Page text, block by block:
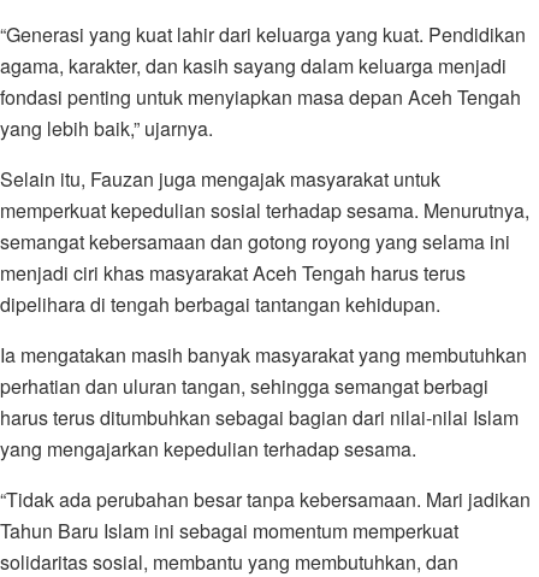
“Generasi yang kuat lahir dari keluarga yang kuat. Pendidikan
agama, karakter, dan kasih sayang dalam keluarga menjadi
fondasi penting untuk menyiapkan masa depan Aceh Tengah
yang lebih baik,” ujarnya.
Selain itu, Fauzan juga mengajak masyarakat untuk
memperkuat kepedulian sosial terhadap sesama. Menurutnya,
semangat kebersamaan dan gotong royong yang selama ini
menjadi ciri khas masyarakat Aceh Tengah harus terus
dipelihara di tengah berbagai tantangan kehidupan.
Ia mengatakan masih banyak masyarakat yang membutuhkan
perhatian dan uluran tangan, sehingga semangat berbagi
harus terus ditumbuhkan sebagai bagian dari nilai-nilai Islam
yang mengajarkan kepedulian terhadap sesama.
“Tidak ada perubahan besar tanpa kebersamaan. Mari jadikan
Tahun Baru Islam ini sebagai momentum memperkuat
solidaritas sosial, membantu yang membutuhkan, dan